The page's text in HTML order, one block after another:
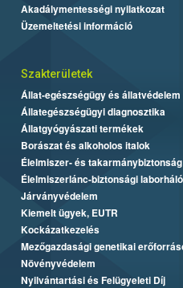
Akadálymentességi nyilatkozat
Üzemeltetési információ
Szakterületek
Állat-egészségügy és állatvédelem
Állategészségügyi diagnosztika
Állatgyógyászati termékek
Borászat és alkoholos italok
Élelmiszer- és takarmánybiztonság
Élelmiszerlánc-biztonsági
Járványvédelem
Kiemelt ügyek, EUTR
Kockázatkezelés
Mezőgazdasági genetikai
Növényvédelem
Nyilvántartási és Felügyeleti Díj